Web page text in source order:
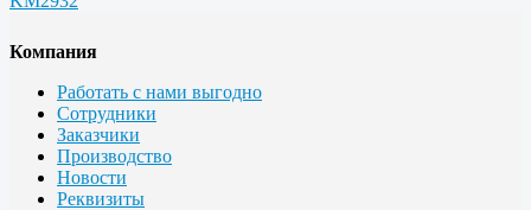
Компания
Работать с нами выгодно
Сотрудники
Заказчики
Производство
Новости
Реквизиты